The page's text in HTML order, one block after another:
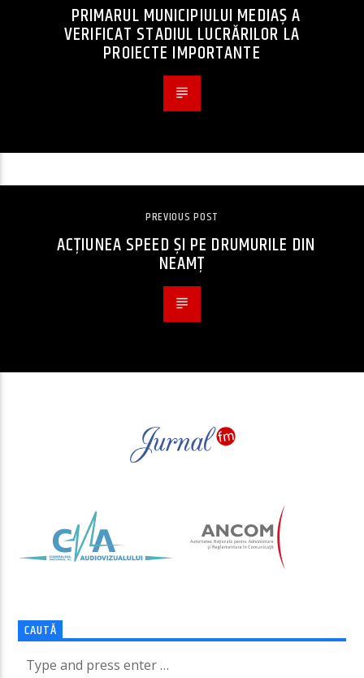
PRIMARUL MUNICIPIULUI MEDIAȘ A
VERIFICAT STADIUL LUCRĂRILOR LA
PROIECTE IMPORTANTE
PREVIOUS POST
ACȚIUNEA SPEED ȘI PE DRUMURILE DIN
NEAMȚ
CAUTĂ